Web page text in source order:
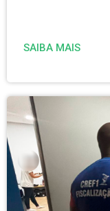
SAIBA MAIS